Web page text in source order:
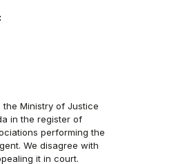
Ministry of Justice
in the register of
performing the
We disagree with
it in court.